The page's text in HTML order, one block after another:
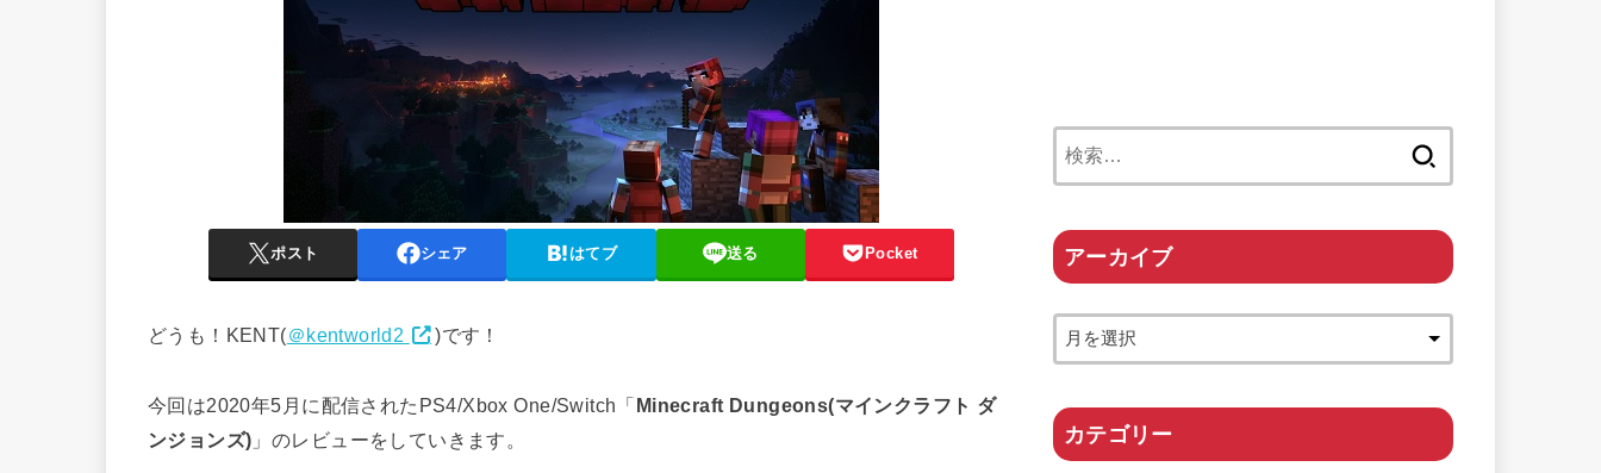
ポスト シェア はてブ 送る Pocket
どうも！KENT(＠kentworld2 )です！
今回は2020年5月に配信されたPS4/Xbox One/Switch「Minecraft Dungeons(マインクラフト ダ
ンジョンズ) 」のレビューをしていきます。
アーカイブ
カテゴリー